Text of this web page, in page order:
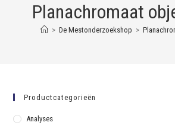
Planachromaat
> De Mestonderzoekshop >
Productcategorieën
Analyses